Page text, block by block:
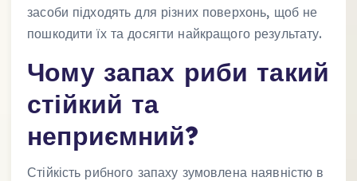
засоби підходять для різних поверхонь, щоб не
пошкодити їх та досягти найкращого результату.
Чому запах риби такий
стійкий та
неприємний?
Стійкість рибного запаху зумовлена наявністю в